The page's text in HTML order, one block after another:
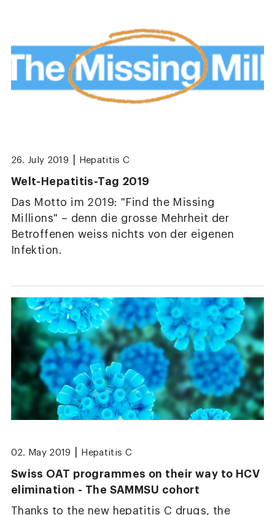
26. July 2019 Hepatitis C
Welt-Hepatitis-Tag 2019
Das Motto im 2019: "Find the Missing
Millions" – denn die grosse Mehrheit der
Betroffenen weiss nichts von der eigenen
Infektion.
02. May 2019 Hepatitis C
Swiss OAT programmes on their way to HCV
elimination - The SAMMSU cohort
Thanks to the new hepatitis C drugs, the